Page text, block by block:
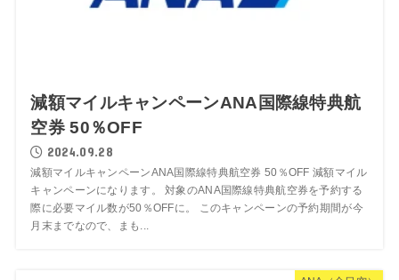
減額マイルキャンペーンANA国際線特典航
空券 50％OFF
2024.09.28
減額マイルキャンペーンANA国際線特典航空券 50％OFF 減額マイル
キャンペーンになります。 対象のANA国際線特典航空券を予約する
際に必要マイル数が50％OFFに。 このキャンペーンの予約期間が今
月末までなので、まも...